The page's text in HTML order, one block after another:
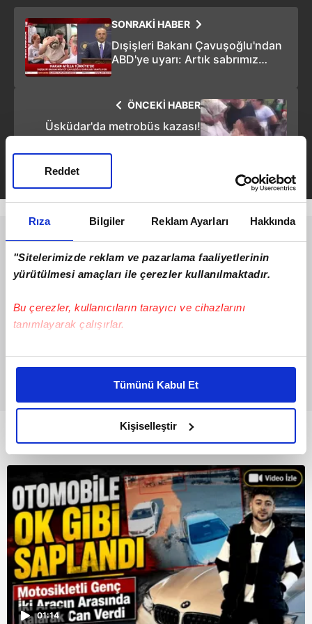
Rıza Bilgiler Reklam Ayarları Hakkında
"Sitelerimizde reklam ve pazarlama faaliyetlerinin
yürütülmesi amaçları ile çerezler kullanılmaktadır.
Bu çerezler, kullanıcıların tarayıcı ve cihazlarını
tanımlayarak çalışırlar.
Bu çerezlere izin vermeniz halinde sizlere özel
daha iyi reklam deneyimi yaşatabiliriz. Bunu yaparken
amacımızın size daha iyi bir reklam deneyimi sunmak
olduğunu ve sizlere en iyi içerikleri sunabilmek adına
elimizden gelen çabayı gösterdiğimizi ve bu noktada,
reklamların maliyetlerimizi karşılamak noktasında tek gelir
kalemimiz olduğunu sizlere hatırlatmak isteriz.
Her halükârda, kullanıcılar, bu çerezlere izin vermedikleri
takdirde, kullanıcılara hedefli reklamlar
gösterilmeyecektir."
Sizlere daha iyi bir hizmet sunabilmek için İnternet
Sitemizde kendimize ve üçüncü kişilere ait çerezler
kullanılmaktadır. Bu çerezler vasıtasıyla çeşitli kişisel
Tümünü Kabul Et
Kişiselleştir
Reddet
SONRAKİ HABER
Dışişleri Bakanı Çavuşoğlu'ndan
ABD'ye uyarı: Artık sabrımız
ÖNCEKİ HABER
Üsküdar'da metrobüs kazası!
Çok sayıda yaralı var
Bunlar da Var
01:14